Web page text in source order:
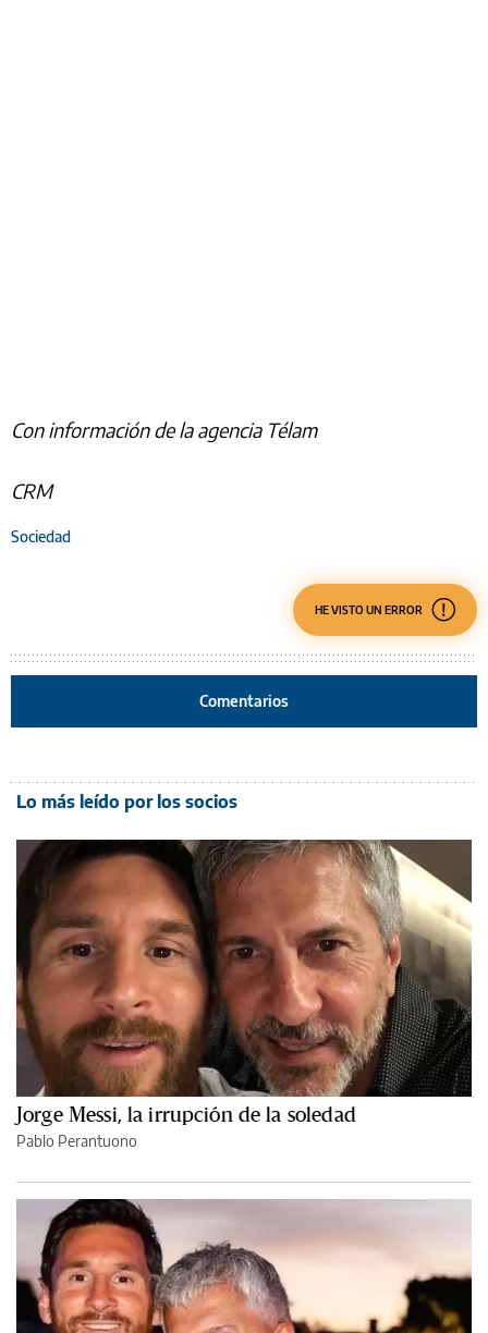
Con información de la agencia Télam
CRM
Sociedad
HE VISTO UN ERROR
Comentarios
Lo más leído por los socios
Jorge Messi, la irrupción de la soledad
Pablo Perantuono